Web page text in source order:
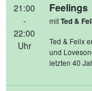
21:00
-
22:00
Uhr
Feelings
mitTed &
Ted & Felix
und
letzten 40